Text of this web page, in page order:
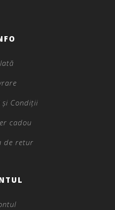
și Condiții
cadou
de retur